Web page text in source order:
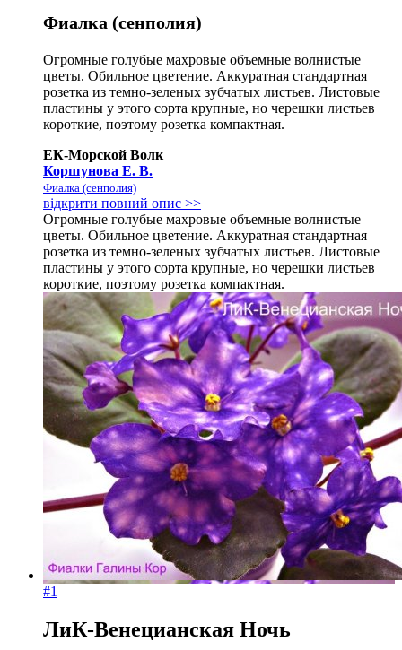
Фиалка (сенполия)
Огромные голубые махровые объемные волнистые
цветы. Обильное цветение. Аккуратная стандартная
розетка из темно-зеленых зубчатых листьев. Листовые
пластины у этого сорта крупные, но черешки листьев
короткие, поэтому розетка компактная.
ЕК-Морской Волк
Коршунова Е. В.
Фиалка (сенполия)
відкрити повний опис >>
Огромные голубые махровые объемные волнистые
цветы. Обильное цветение. Аккуратная стандартная
розетка из темно-зеленых зубчатых листьев. Листовые
пластины у этого сорта крупные, но черешки листьев
короткие, поэтому розетка компактная.
#1
ЛиК-Венецианская Ночь